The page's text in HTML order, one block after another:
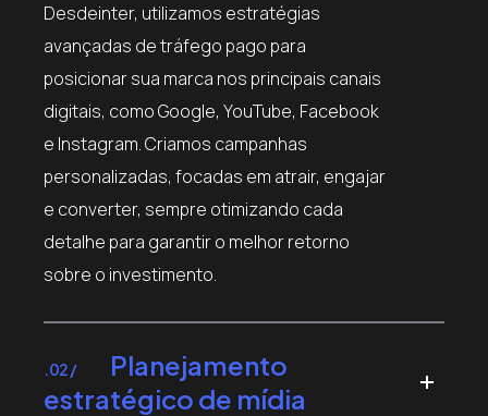
Desdeinter, utilizamos estratégias
avançadas de tráfego pago para
posicionar sua marca nos principais canais
digitais, como Google, YouTube, Facebook
e Instagram. Criamos campanhas
personalizadas, focadas em atrair, engajar
e converter, sempre otimizando cada
detalhe para garantir o melhor retorno
sobre o investimento.
.02 /
Planejamento
estratégico de mídia